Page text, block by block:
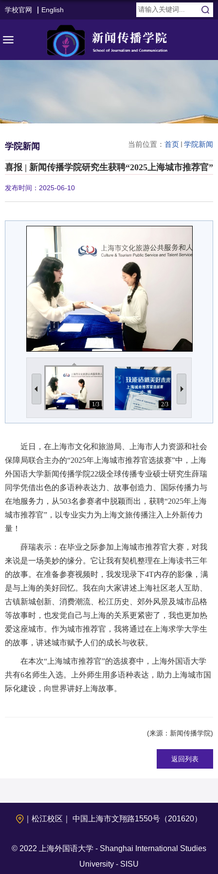
学校官网 English
当前位置： 首页 学院新闻
学院新闻
喜报 | 新闻传播学院研究生获聘“2025上海城市推荐官”
发布时间：2025-06-10
1/3 2/3
近日，在上海市文化和旅游局、上海市人力资源和社会
保障局联合主办的“2025年上海城市推荐官选拔赛”中，上海
外国语大学新闻传播学院22级全球传播专业硕士研究生薛瑞
同学凭借出色的多语种表达力、故事创造力、国际传播力与
在地服务力，从503名参赛者中脱颖而出，获聘“2025年上海
城市推荐官” ，以专业实力为上海文旅传播注入上外新传力
量！
薛瑞表示： 在毕业之际参加上海城市推荐官大赛，对我
来说是一场美妙的缘分。它让我有契机整理在上海读书三年
的故事。在准备参赛视频时，我发现录下4T内存的影像，满
是与上海的美好回忆。我在向大家讲述上海社区老人互助、
古镇新城创新、消费潮流、松江历史、郊外风景及城市品格
等故事时，也发觉自己与上海的关系更紧密了，我也更加热
爱这座城市。作为城市推荐官，我将通过在上海求学大学生
的故事，讲述城市赋予人们的成长与收获。
在本次“ 上海城市推荐官”的选拔赛中，上海外国语大学
共有6名师生入选。上外师生用多语种表达，助力上海城市国
际化建设，向世界讲好上海故事。
(来源：新闻传播学院)
返回列表
｜松江校区｜ 中国上海市文翔路1550号（201620）
© 2022 上海外国语大学 - Shanghai International Studies
University - SISU